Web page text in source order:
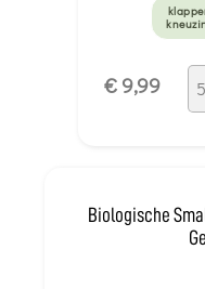
€ 9,99
Biologische